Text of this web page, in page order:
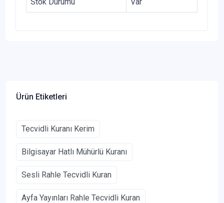
Ürün Etiketleri
Tecvidli Kuranı Kerim
Bilgisayar Hatlı Mühürlü Kuranı
Sesli Rahle Tecvidli Kuran
Ayfa Yayınları Rahle Tecvidli Kuran